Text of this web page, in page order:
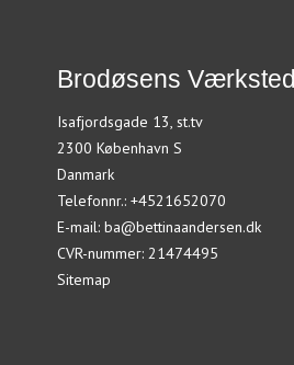
Brodøsens Værksted
Isafjordsgade 13, st.tv
2300 København S
Danmark
Telefonnr.: +4521652070
E-mail: ba@bettinaandersen.dk
CVR-nummer: 21474495
Sitemap